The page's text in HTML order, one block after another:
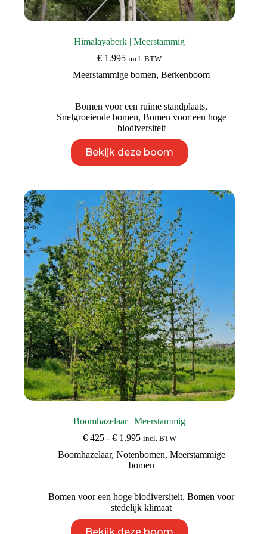
Himalayaberk | Meerstammig
€ 1.995 incl. BTW
Meerstammige bomen,Berkenboom
Bomen voor een ruime standplaats,
Snelgroeiende bomen, Bomen voor een hoge
biodiversiteit
Bekijk deze boom
product
heeft
variaties.
Deze
optie
kan
gekozen
worden
op
de
productpagina
Boomhazelaar | Meerstammig
€425 - €1.995Prijsklasse:
tot
€ 1.995
incl. BTW
Boomhazelaar, Notenbomen, Meerstammige
bomen
Bomen voor een hoge biodiversiteit,Bomen voor
stedelijk klimaat
Bekijk deze boom